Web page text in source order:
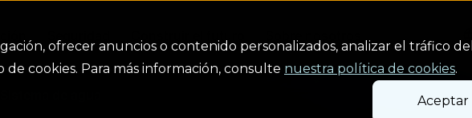
ofrecer anuncios o contenido personalizados, analizar el tráfico
cookies. Para más información, consulte nuestra política de cookies.
Aceptar